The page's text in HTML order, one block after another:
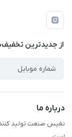
درباره ما
تماس با ما
قوانین و مقررات
راهنمای خرید
از جدید‌ترین
درباره ما
نفیس صنعت تولید